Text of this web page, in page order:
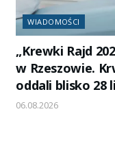
WIADOMOŚCI
„Krewki Rajd
w Rzeszowie.
oddali blisko 28
06.08.2026